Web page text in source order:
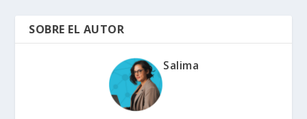
SOBRE EL AUTOR
Salima